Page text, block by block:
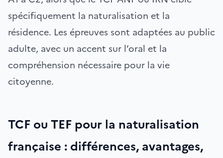
spécifiquement la naturalisation et la
résidence. Les épreuves sont adaptées au public
adulte, avec un accent sur l’oral et la
compréhension nécessaire pour la vie
citoyenne.
TCF ou TEF pour la naturalisation
française : différences, avantages,